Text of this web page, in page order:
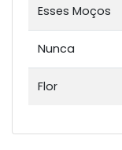
Esses Moços
Nunca
Flor